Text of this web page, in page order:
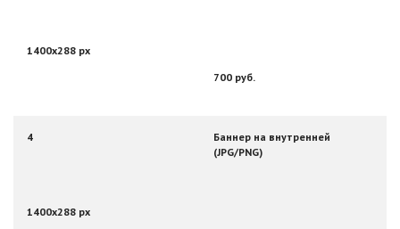
1400х288 px
700 руб.
4
Баннер на внутренней
(JPG/PNG)
1400х288 px